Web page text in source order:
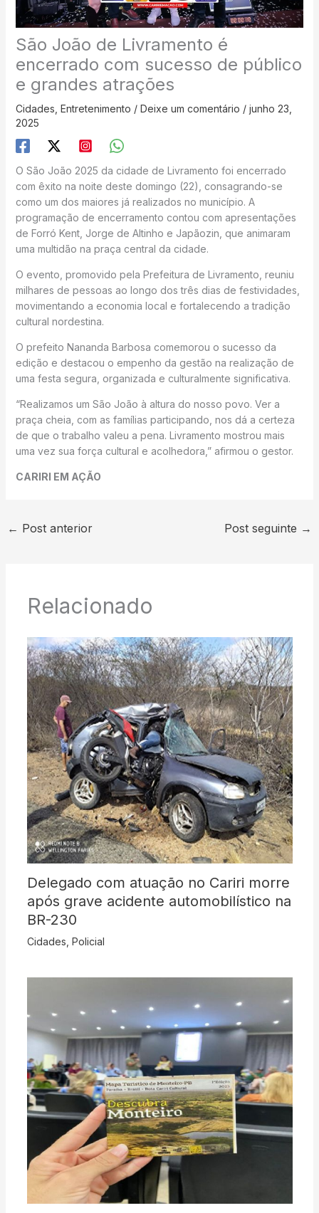
São João de Livramento é
encerrado com sucesso de público
e grandes atrações
Cidades Entretenimento / Deixe um comentário / junho 23,
2025
O São João 2025 da cidade de Livramento foi encerrado
com êxito na noite deste domingo (22), consagrando-se
como um dos maiores já realizados no município. A
programação de encerramento contou com apresentações
de Forró Kent, Jorge de Altinho e Japãozin, que animaram
uma multidão na praça central da cidade.
O evento, promovido pela Prefeitura de Livramento, reuniu
milhares de pessoas ao longo dos três dias de festividades,
movimentando a economia local e fortalecendo a tradição
cultural nordestina.
O prefeito Nananda Barbosa comemorou o sucesso da
edição e destacou o empenho da gestão na realização de
uma festa segura, organizada e culturalmente significativa.
“Realizamos um São João à altura do nosso povo. Ver a
praça cheia, com as famílias participando, nos dá a certeza
de que o trabalho valeu a pena. Livramento mostrou mais
uma vez sua força cultural e acolhedora,” afirmou o gestor.
CARIRI EM AÇÃO
← Post anterior Post seguinte →
Relacionado
Delegado com atuação no Cariri morre
após grave acidente automobilístico na
BR-230
Cidades Policial